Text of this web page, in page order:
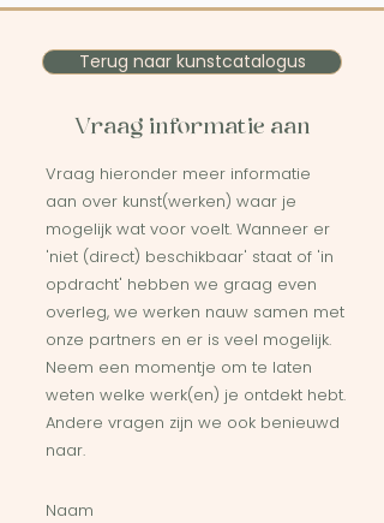
Terug naar kunstcatalogus
Vraag informatie aan
Vraag hieronder meer informatie
aan over kunst(werken) waar je
mogelijk wat voor voelt. Wanneer er
'niet (direct) beschikbaar' staat of 'in
opdracht' hebben we graag even
overleg, we werken nauw samen met
onze partners en er is veel mogelijk.
Neem een momentje om te laten
weten welke werk(en) je ontdekt hebt.
Andere vragen zijn we ook benieuwd
naar.
Naam